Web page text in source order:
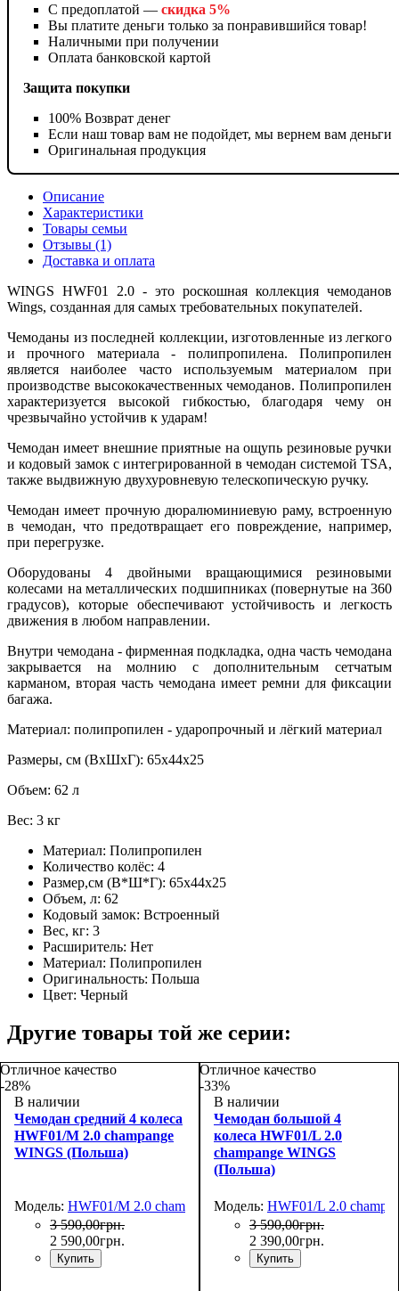
С предоплатой — скидка 5%
Вы платите деньги только за понравившийся товар!
Наличными при получении
Оплата банковской картой
Защита покупки
100% Возврат денег
Если наш товар вам не подойдет, мы вернем вам деньги
Оригинальная продукция
Описание
Характеристики
Товары семьи
Отзывы (1)
Доставка и оплата
WINGS HWF01 2.0 - это роскошная коллекция чемоданов
Wings, созданная для самых требовательных покупателей.
Чемоданы из последней коллекции, изготовленные из легкого
и прочного материала - полипропилена. Полипропилен
является наиболее часто используемым материалом при
производстве высококачественных чемоданов. Полипропилен
характеризуется высокой гибкостью, благодаря чему он
чрезвычайно устойчив к ударам!
Чемодан имеет внешние приятные на ощупь резиновые ручки
и кодовый замок с интегрированной в чемодан системой TSA,
также выдвижную двухуровневую телескопическую ручку.
Чемодан имеет прочную дюралюминиевую раму, встроенную
в чемодан, что предотвращает его повреждение, например,
при перегрузке.
Оборудованы 4 двойными вращающимися резиновыми
колесами на металлических подшипниках (повернутые на 360
градусов), которые обеспечивают устойчивость и легкость
движения в любом направлении.
Внутри чемодана - фирменная подкладка, одна часть чемодана
закрывается на молнию с дополнительным сетчатым
карманом, вторая часть чемодана имеет ремни для фиксации
багажа.
Материал: полипропилен - ударопрочный и лёгкий материал
Размеры, см (ВхШхГ): 65х44х25
Объем: 62 л
Вес: 3 кг
Материал: Полипропилен
Количество колёс: 4
Размер,см (В*Ш*Г): 65х44х25
Объем, л: 62
Кодовый замок: Встроенный
Вес, кг: 3
Расширитель: Нет
Материал: Полипропилен
Оригинальность: Польша
Цвет: Черный
Другие товары той же серии:
Отличное качество
-28%
В наличии
Чемодан средний 4 колеса
HWF01/M 2.0 champange
WINGS (Польша)
Модель: HWF01/M 2.0 champange
3 590,00грн.
2 590,00грн.
Купить
Отличное качество
-33%
В наличии
Чемодан большой 4
колеса HWF01/L 2.0
champange WINGS
(Польша)
Модель: HWF01/L 2.0
3 590,00грн.
2 390,00грн.
Купить